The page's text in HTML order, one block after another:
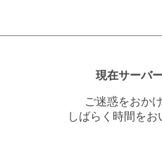
現在サーバ
ご迷惑をおか
しばらく時間を